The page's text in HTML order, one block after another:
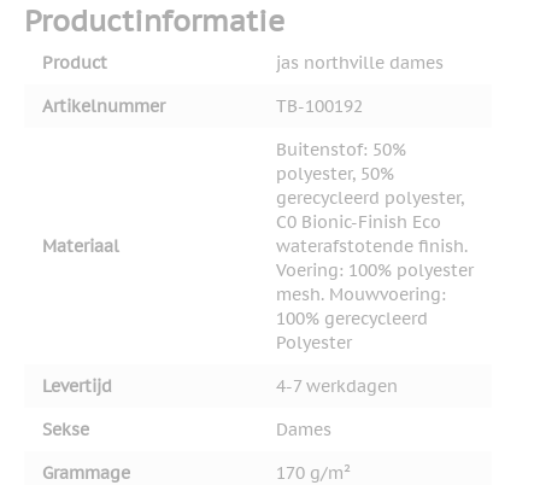
Productinformatie
Product
jas northville dames
Artikelnummer
TB-100192
Materiaal
Buitenstof: 50%
polyester, 50%
gerecycleerd polyester,
C0 Bionic-Finish Eco
waterafstotende finish.
Voering: 100% polyester
mesh. Mouwvoering:
100% gerecycleerd
Polyester
Levertijd
4-7 werkdagen
Sekse
Dames
Grammage
170 g/m²